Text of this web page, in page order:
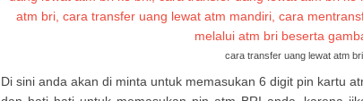
cara transfer uang lewat atm bri
Di sini anda akan di minta untuk memasukan 6 digit pin kartu